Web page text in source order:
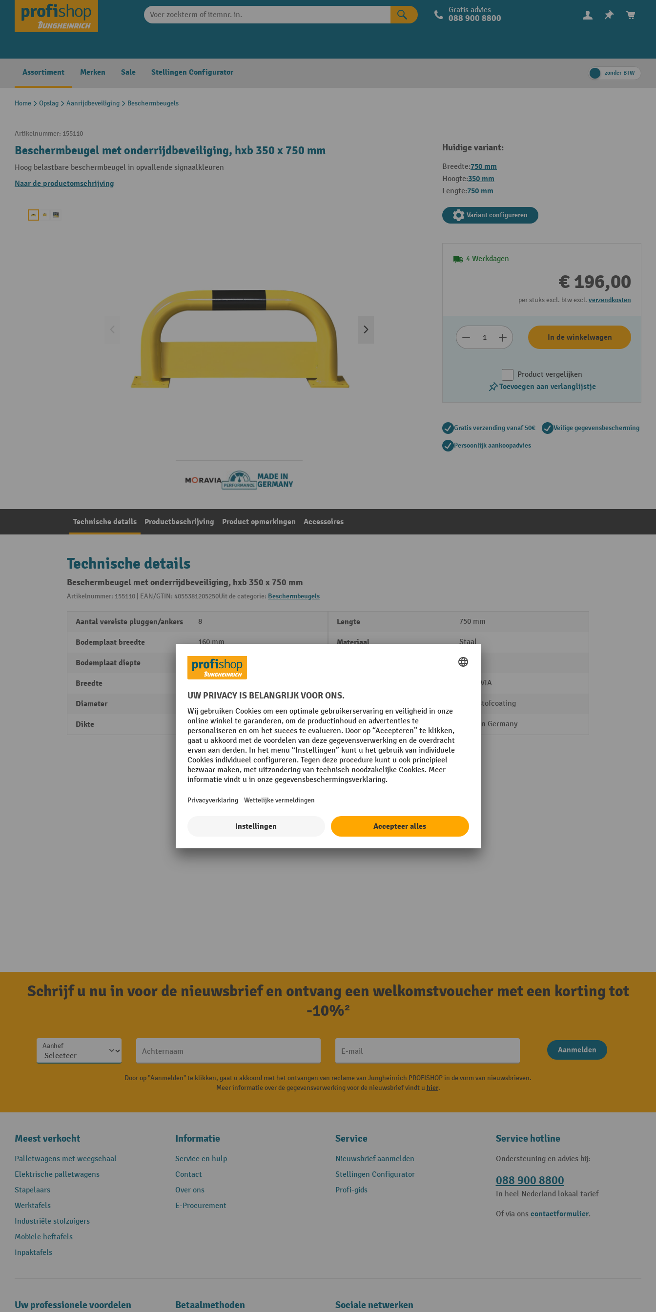
Skip to main navigation Gratis advies
088 900 8800
Assortiment Merken Sale Stellingen Configurator zonder BTW
Home Opslag Aanrijdbeveiliging Beschermbeugels
Artikelnummer: 155110
Beschermbeugel met onderrijdbeveiliging, hxb 350 x 750 mm
Hoog belastbare beschermbeugel in opvallende signaalkleuren
Naar de productomschrijving
Huidige variant:
Breedte:750 mm
Hoogte:350 mm
Lengte:750 mm
Variant configureren
4 Werkdagen
€ 196,00
per stuks excl. btw excl. verzendkosten
In de winkelwagen
Product vergelijken
Toevoegen aan verlanglijstje
Gratis verzending vanaf 50€ Veilige gegevensbescherming
Persoonlijk aankoopadvies
Technische details Productbeschrijving Product opmerkingen Accessoires
Technische details
Beschermbeugel met onderrijdbeveiliging, hxb 350 x 750 mm
Artikelnummer: 155110 | EAN/GTIN: 4055381205250Uit de categorie: Beschermbeugels
Aantal vereiste pluggen/ankers 8
Bodemplaat breedte 160 mm
Bodemplaat diepte 140 mm
Breedte
Diameter
Dikte 3 mm
Lengte 750 mm
Materiaal Staal
10 mm
MORAVIA
kunststofcoating
Plaats van vervaardiging Made in Germany
Toon alle technische details
Schrijf u nu in voor de nieuwsbrief en ontvang een welkomstvoucher met een korting tot
-10%²
Aanhef
Achternaam E-mail Aanmelden
Door op "Aanmelden" te klikken, gaat u akkoord met het ontvangen van reclame van Jungheinrich PROFISHOP in de vorm van nieuwsbrieven.
Meer informatie over de gegevensverwerking voor de nieuwsbrief vindt u hier.
Meest verkocht
Palletwagens met weegschaal
Elektrische palletwagens
Stapelaars
Werktafels
Industriële stofzuigers
Mobiele heftafels
Inpaktafels
Informatie
Service en hulp
Contact
Over ons
E-Procurement
Service
Nieuwsbrief aanmelden
Stellingen Configurator
Profi-gids
Service hotline
Ondersteuning en advies bij:
088 900 8800
In heel Nederland lokaal tarief
Of via ons contactformulier.
Uw professionele voordelen Betaalmethoden Sociale netwerken